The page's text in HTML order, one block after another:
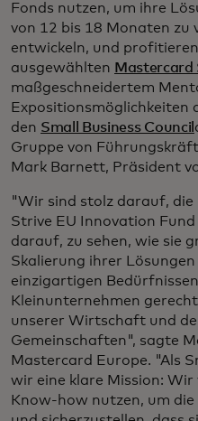
Fonds nutzen, um ihre
von 12 bis 18 Monaten zu
entwickeln, und
ausgewählten Mastercard
maßgeschneidertem
Expositionsmöglichkeiten
den Small Business Council
Gruppe von
Mark Barnett, Präsident
"Wir sind stolz darauf, die
Strive EU Innovation
darauf, zu sehen, wie sie
Skalierung ihrer
einzigartigen
Kleinunternehmen
unserer Wirtschaft und
Gemeinschaften", sagte
Mastercard Europe. "Als
wir eine klare Mission:
Know-how nutzen, um